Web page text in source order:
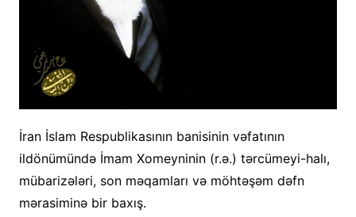
İran İslam Respublikasının banisinin vəfatının
ildönümündə İmam Xomeyninin (r.ə.) tərcümeyi-halı,
mübarizələri, son məqamları və möhtəşəm dəfn
mərasiminə bir baxış.